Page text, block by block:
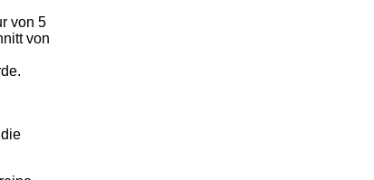
von 5
von